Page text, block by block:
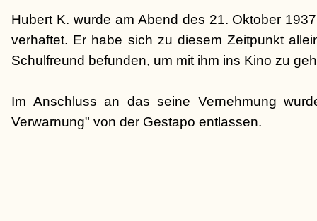
Hubert K. wurde am Abend des 21. Oktober
verhaftet. Er habe sich zu diesem Zeitpunkt
Schulfreund befunden, um mit ihm ins Kino zu
Im Anschluss an das seine Vernehmung
Verwarnung" von der Gestapo entlassen.